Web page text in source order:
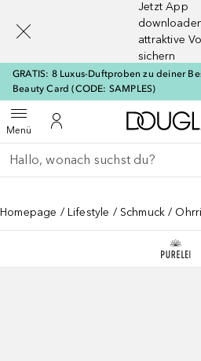
Jetzt App
attraktive
sichern
GRATIS: 8 Luxus-Duftproben zu deiner
Beauty Card (CODE: SAMPLES)
MenüMenü öffnenZu Meinem Kundenkonto
Gehe zurück
Suche ausführen
Homepage Lifestyle Schmuck
[navigation.slideout.screenreader]